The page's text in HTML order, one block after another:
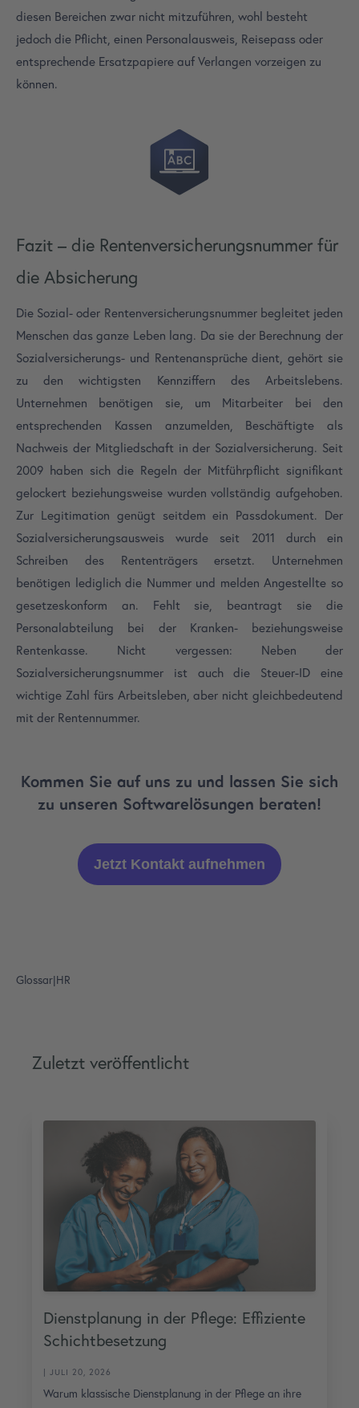
diesen Bereichen zwar nicht mitzuführen, wohl besteht
jedoch die Pflicht, einen Personalausweis, Reisepass oder
entsprechende Ersatzpapiere auf Verlangen vorzeigen zu
können.
Fazit – die Rentenversicherungsnummer für
die Absicherung
Die Sozial- oder Rentenversicherungsnummer begleitet jeden
Menschen das ganze Leben lang. Da sie der Berechnung der
Sozialversicherungs- und Rentenansprüche dient, gehört sie
zu den wichtigsten Kennziffern des Arbeitslebens.
Unternehmen benötigen sie, um Mitarbeiter bei den
entsprechenden Kassen anzumelden, Beschäftigte als
Nachweis der Mitgliedschaft in der Sozialversicherung. Seit
2009 haben sich die Regeln der Mitführpflicht signifikant
gelockert beziehungsweise wurden vollständig aufgehoben.
Zur Legitimation genügt seitdem ein Passdokument. Der
Sozialversicherungsausweis wurde seit 2011 durch ein
Schreiben des Rententrägers ersetzt. Unternehmen
benötigen lediglich die Nummer und melden Angestellte so
gesetzeskonform an. Fehlt sie, beantragt sie die
Personalabteilung bei der Kranken- beziehungsweise
Rentenkasse. Nicht vergessen: Neben der
Sozialversicherungsnummer ist auch die Steuer-ID eine
wichtige Zahl fürs Arbeitsleben, aber nicht gleichbedeutend
mit der Rentennummer.
Kommen Sie auf uns zu und lassen Sie sich
zu unseren Softwarelösungen beraten!
Jetzt Kontakt aufnehmen
Glossar|HR
Zuletzt veröffentlicht
Dienstplanung in der Pflege: Effiziente
Schichtbesetzung
| JULI 20, 2026
Warum klassische Dienstplanung in der Pflege an ihre